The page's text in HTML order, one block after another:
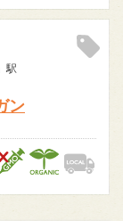
駅
ン